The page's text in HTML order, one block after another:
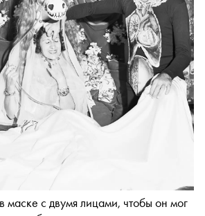
маске с двумя лицами, чтобы он мог